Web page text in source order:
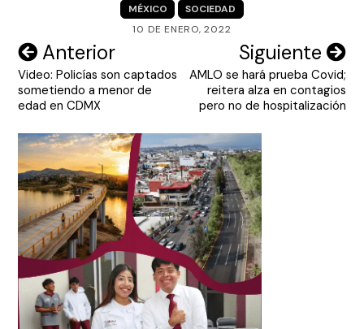
MÉXICO
SOCIEDAD
10 DE ENERO, 2022
Navegación
de
entradas
Anterior
Video: Policías son captados
sometiendo a menor de
edad en CDMX
Siguiente
AMLO se hará prueba Covid;
reitera alza en contagios
pero no de hospitalización